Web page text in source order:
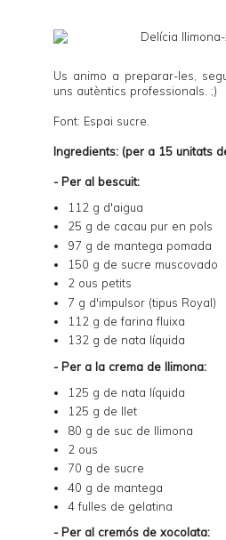
Us animo a preparar-les,
uns autèntics professionals. ;)
Font: Espai sucre.
Ingredients: (per a 15 unitats
- Per al bescuit:
112 g d'aigua
25 g de cacau pur en pols
97 g de mantega pomada
150 g de sucre muscovado
2 ous petits
7 g d'impulsor (tipus Royal)
112 g de farina fluixa
132 g de nata líquida
- Per a la crema de llimona:
125 g de nata líquida
125 g de llet
80 g de suc de llimona
2 ous
70 g de sucre
40 g de mantega
4 fulles de gelatina
- Per al cremós de xocolata: